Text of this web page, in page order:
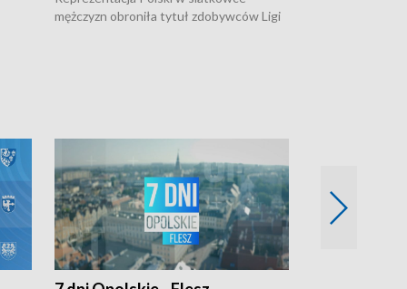
mężczyzn obroniła tytuł zdobywców Ligi